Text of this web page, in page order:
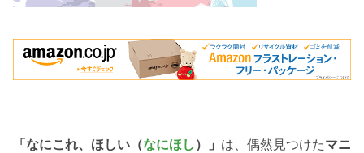
「なにこれ、ほしい（なにほし ）」 は、偶然見つけたマニ